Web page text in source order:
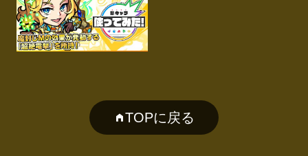
TOPに戻る